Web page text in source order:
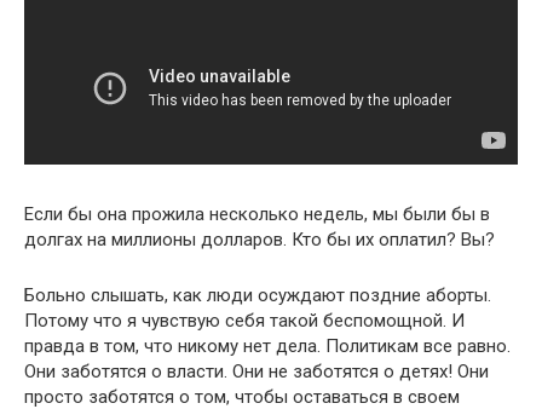
Если бы она прожила несколько недель, мы были бы в
долгах на миллионы долларов. Кто бы их оплатил? Вы?
Больно слышать, как люди осуждают поздние аборты.
Потому что я чувствую себя такой беспомощной. И
правда в том, что никому нет дела. Политикам все равно.
Они заботятся о власти. Они не заботятся о детях! Они
просто заботятся о том, чтобы оставаться в своем